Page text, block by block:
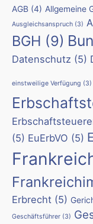
AGB (4) Allgemeine
Ausgleichsanspruch (3)
BGH (9)
Datenschutz (5)
einstweilige Verfügung (3)
(5) EuErbVO (5)
Erbrecht (5)
Geschäftsführer (3)